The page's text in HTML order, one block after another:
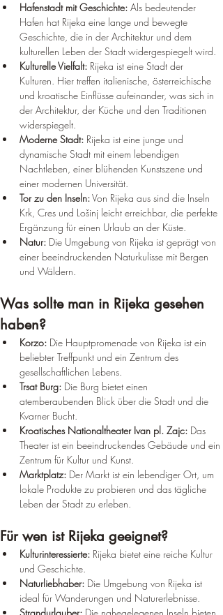
Hafenstadt mit Geschichte: Als bedeutender
Hafen hat Rijeka eine lange und bewegte
Geschichte, die in der Architektur und dem
kulturellen Leben der Stadt widergespiegelt wird.
Kulturelle Vielfalt: Rijeka ist eine Stadt der
Kulturen. Hier treffen italienische, österreichische
und kroatische Einflüsse aufeinander, was sich in
der Architektur, der Küche und den Traditionen
widerspiegelt.
Moderne Stadt: Rijeka ist eine junge und
dynamische Stadt mit einem lebendigen
Nachtleben, einer blühenden Kunstszene und
einer modernen Universität.
Tor zu den Inseln: Von Rijeka aus sind die Inseln
Krk, Cres und Lošinj leicht erreichbar, die perfekte
Ergänzung für einen Urlaub an der Küste.
Natur: Die Umgebung von Rijeka ist geprägt von
einer beeindruckenden Naturkulisse mit Bergen
und Wäldern.
Was sollte man in Rijeka gesehen
haben?
Korzo: Die Hauptpromenade von Rijeka ist ein
beliebter Treffpunkt und ein Zentrum des
gesellschaftlichen Lebens.
Trsat Burg: Die Burg bietet einen
atemberaubenden Blick über die Stadt und die
Kvarner Bucht.
Kroatisches Nationaltheater Ivan pl. Zajc: Das
Theater ist ein beeindruckendes Gebäude und ein
Zentrum für Kultur und Kunst.
Marktplatz: Der Markt ist ein lebendiger Ort, um
lokale Produkte zu probieren und das tägliche
Leben der Stadt zu erleben.
Für wen ist Rijeka geeignet?
Kulturinteressierte: Rijeka bietet eine reiche Kultur
und Geschichte.
Naturliebhaber: Die Umgebung von Rijeka ist
ideal für Wanderungen und Naturerlebnisse.